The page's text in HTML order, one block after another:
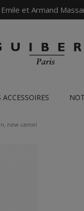
et Armand
ACCESSOIRES
new camel